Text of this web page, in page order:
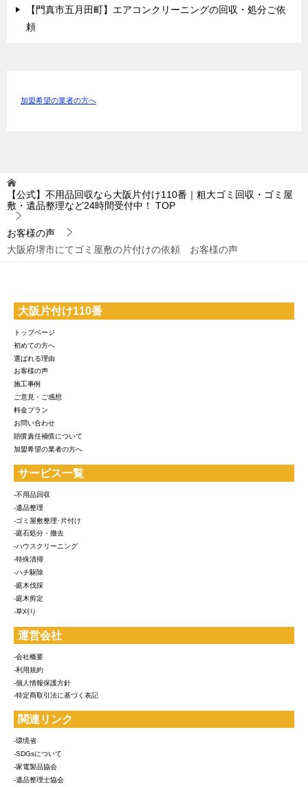
【門真市五月田町】エアコンクリーニングの回収・処分ご依
頼
加盟希望の業者の方へ
【公式】不用品回収なら大阪片付け110番｜粗大ゴミ回収・ゴミ屋
敷・遺品整理など24時間受付中！
TOP
お客様の声
大阪府堺市にてゴミ屋敷の片付けの依頼 お客様の声
大阪片付け110番
トップページ
初めての方へ
選ばれる理由
お客様の声
施工事例
ご意見・ご感想
料金プラン
お問い合わせ
賠償責任補償について
加盟希望の業者の方へ
サービス一覧
-不用品回収
-遺品整理
-ゴミ屋敷整理･片付け
-庭石処分・撤去
-ハウスクリーニング
-特殊清掃
-ハチ駆除
-庭木伐採
-庭木剪定
-草刈り
運営会社
-会社概要
-利用規約
-個人情報保護方針
-特定商取引法に基づく表記
関連リンク
-環境省
-SDGsについて
-家電製品協会
-遺品整理士協会